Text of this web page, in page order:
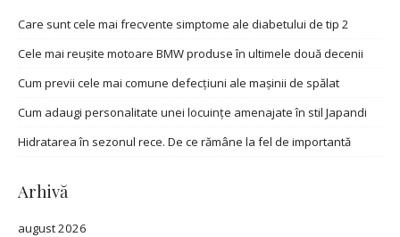
Care sunt cele mai frecvente simptome ale diabetului de tip 2
Cele mai reușite motoare BMW produse în ultimele două decenii
Cum previi cele mai comune defecțiuni ale mașinii de spălat
Cum adaugi personalitate unei locuințe amenajate în stil Japandi
Hidratarea în sezonul rece. De ce rămâne la fel de importantă
Arhivă
august 2026